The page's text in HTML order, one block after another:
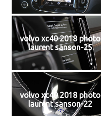
volvo xc40 2018 photo
laurent sanson-25
volvo xc40 2018 photo
laurent sanson-22